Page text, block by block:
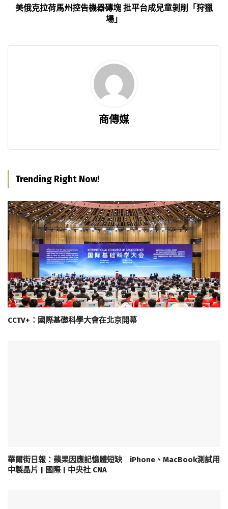
美俄克拉荷馬州控告機器磚塊 批平台成兒童剝削「狩獵
場」
商傳媒
Trending Right Now!
CCTV+：國際基礎科學大會在北京開幕
華爾街日報：蘋果因應記憶體短缺 iPhone、MacBook測試用
中製晶片 | 國際 | 中央社 CNA